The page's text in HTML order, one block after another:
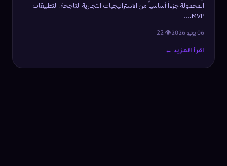
المحمولة جزءاً أساسياً من الاستراتيجيات التجارية الناجحة. التطبيقات
MVP،…
06 يونيو 2026 👁 22
اقرأ المزيد ←